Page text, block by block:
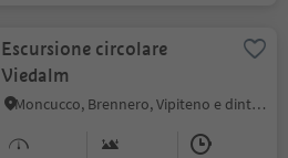
Escursione circolare
Viedalm
Moncucco, Brennero, Vipiteno e dintorni